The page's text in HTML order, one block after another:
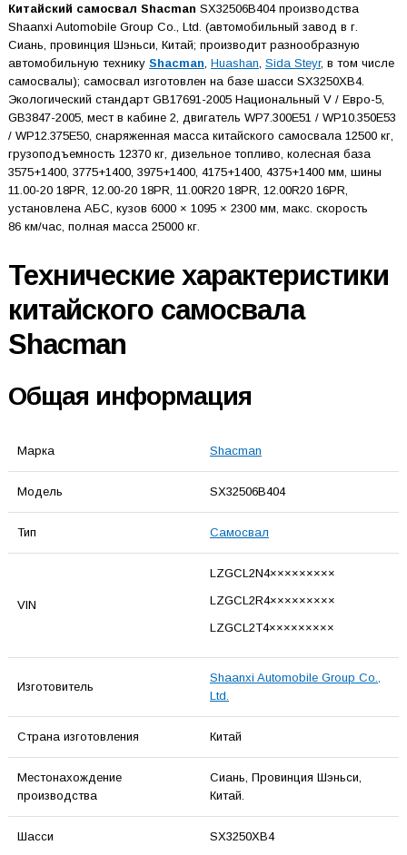
Китайский самосвал Shacman SX32506B404 производства
Shaanxi Automobile Group Co., Ltd. (автомобильный завод в г.
Сиань, провинция Шэньси, Китай; производит разнообразную
автомобильную технику Shacman, Huashan, Sida Steyr, в том числе
самосвалы); самосвал изготовлен на базе шасси SX3250XB4.
Экологический стандарт GB17691-2005 Национальный V / Евро-5,
GB3847-2005, мест в кабине 2, двигатель WP7.300E51 / WP10.350E53
/ WP12.375E50, снаряженная масса китайского самосвала 12500 кг,
грузоподъемность 12370 кг, дизельное топливо, колесная база
3575+1400, 3775+1400, 3975+1400, 4175+1400, 4375+1400 мм, шины
11.00-20 18PR, 12.00-20 18PR, 11.00R20 18PR, 12.00R20 16PR,
установлена АБС, кузов 6000 × 1095 × 2300 мм, макс. скорость
86 км/час, полная масса 25000 кг.
Технические характеристики
китайского самосвала
Shacman
Общая информация
Марка Shacman
Модель SX32506B404
Тип Самосвал
VIN
LZGCL2N4×××××××××
LZGCL2R4×××××××××
LZGCL2T4×××××××××
Изготовитель
Shaanxi Automobile Group Co.,
Ltd.
Страна изготовления Китай
Местонахождение
производства
Сиань, Провинция Шэньси,
Китай.
Шасси SX3250XB4